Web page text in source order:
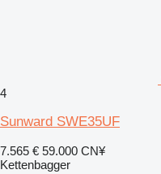
4
Sunward SWE35UF
7.565 € 59.000 CN¥
Kettenbagger